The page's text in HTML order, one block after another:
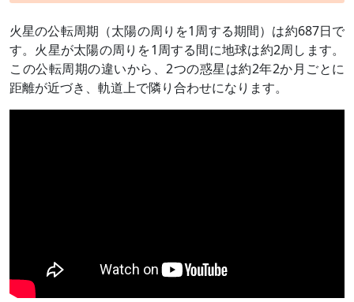
火星の公転周期（太陽の周りを1周する期間）は約687日で
す。火星が太陽の周りを1周する間に地球は約2周します。
この公転周期の違いから、2つの惑星は約2年2か月ごとに
距離が近づき、軌道上で隣り合わせになります。